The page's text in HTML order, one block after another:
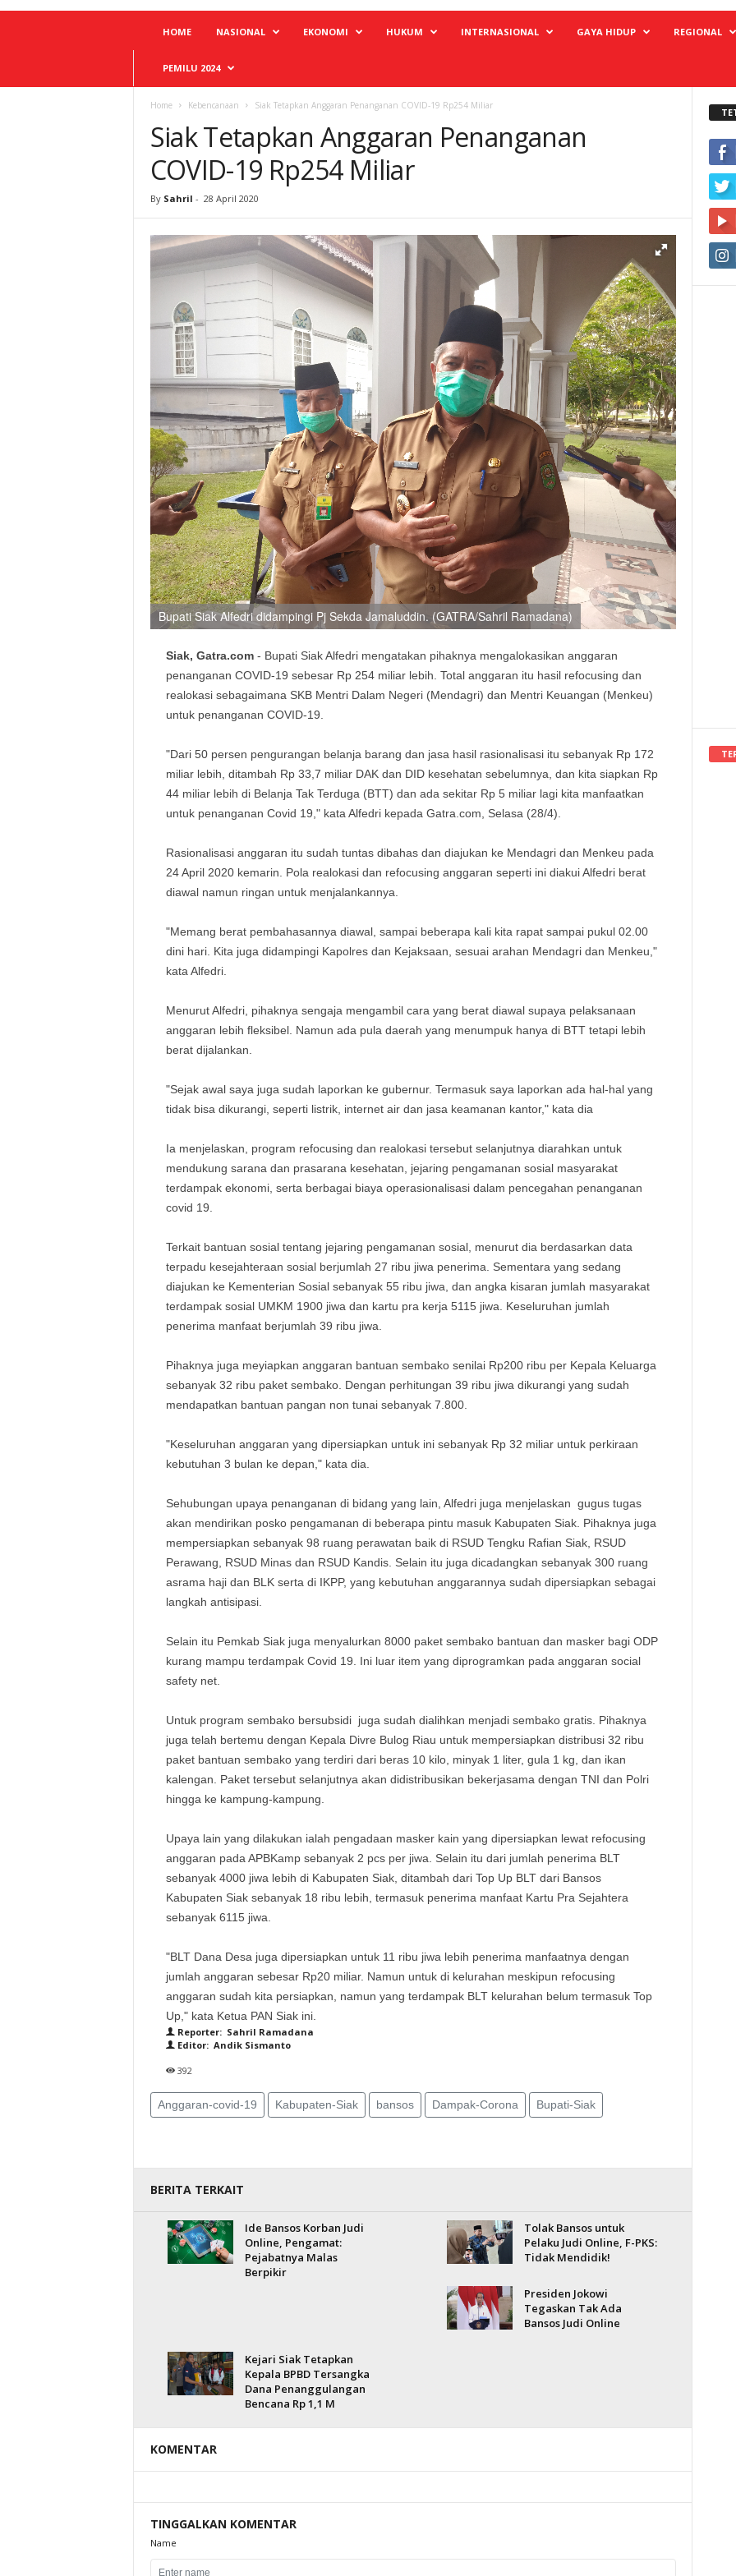
HOME NASIONAL EKONOMI HUKUM INTERNASIONAL GAYA HIDUP REGIONAL
PEMILU 2024
Home Kebencanaan Siak Tetapkan Anggaran Penanganan COVID-19 Rp254 Miliar
Siak Tetapkan Anggaran Penanganan
COVID-19 Rp254 Miliar
By Sahril - 28 April 2020
Bupati Siak Alfedri didampingi Pj Sekda Jamaluddin. (GATRA/Sahril Ramadana)
Siak, Gatra.com- Bupati Siak Alfedri mengatakan pihaknya mengalokasikan anggaran
penanganan COVID-19 sebesar Rp 254 miliar lebih. Total anggaran itu hasil refocusing dan
realokasi sebagaimana SKB Mentri Dalam Negeri (Mendagri) dan Mentri Keuangan (Menkeu)
untuk penanganan COVID-19.
"Dari 50 persen pengurangan belanja barang dan jasa hasil rasionalisasi itu sebanyak Rp 172
miliar lebih, ditambah Rp 33,7 miliar DAK dan DID kesehatan sebelumnya, dan kita siapkan Rp
44 miliar lebih di Belanja Tak Terduga (BTT) dan ada sekitar Rp 5 miliar lagi kita manfaatkan
untuk penanganan Covid 19," kata Alfedri kepada Gatra.com, Selasa (28/4).
Rasionalisasi anggaran itu sudah tuntas dibahas dan diajukan ke Mendagri dan Menkeu pada
24 April 2020 kemarin. Pola realokasi dan refocusing anggaran seperti ini diakui Alfedri berat
diawal namun ringan untuk menjalankannya.
"Memang berat pembahasannya diawal, sampai beberapa kali kita rapat sampai pukul 02.00
dini hari. Kita juga didampingi Kapolres dan Kejaksaan, sesuai arahan Mendagri dan Menkeu,"
kata Alfedri.
Menurut Alfedri, pihaknya sengaja mengambil cara yang berat diawal supaya pelaksanaan
anggaran lebih fleksibel. Namun ada pula daerah yang menumpuk hanya di BTT tetapi lebih
berat dijalankan.
"Sejak awal saya juga sudah laporkan ke gubernur. Termasuk saya laporkan ada hal-hal yang
tidak bisa dikurangi, seperti listrik, internet air dan jasa keamanan kantor," kata dia
Ia menjelaskan, program refocusing dan realokasi tersebut selanjutnya diarahkan untuk
mendukung sarana dan prasarana kesehatan, jejaring pengamanan sosial masyarakat
terdampak ekonomi, serta berbagai biaya operasionalisasi dalam pencegahan penanganan
covid 19.
Terkait bantuan sosial tentang jejaring pengamanan sosial, menurut dia berdasarkan data
terpadu kesejahteraan sosial berjumlah 27 ribu jiwa penerima. Sementara yang sedang
diajukan ke Kementerian Sosial sebanyak 55 ribu jiwa, dan angka kisaran jumlah masyarakat
terdampak sosial UMKM 1900 jiwa dan kartu pra kerja 5115 jiwa. Keseluruhan jumlah
penerima manfaat berjumlah 39 ribu jiwa.
Pihaknya juga meyiapkan anggaran bantuan sembako senilai Rp200 ribu per Kepala Keluarga
sebanyak 32 ribu paket sembako. Dengan perhitungan 39 ribu jiwa dikurangi yang sudah
mendapatkan bantuan pangan non tunai sebanyak 7.800.
"Keseluruhan anggaran yang dipersiapkan untuk ini sebanyak Rp 32 miliar untuk perkiraan
kebutuhan 3 bulan ke depan," kata dia.
Sehubungan upaya penanganan di bidang yang lain, Alfedri juga menjelaskan gugus tugas
akan mendirikan posko pengamanan di beberapa pintu masuk Kabupaten Siak. Pihaknya juga
mempersiapkan sebanyak 98 ruang perawatan baik di RSUD Tengku Rafian Siak, RSUD
Perawang, RSUD Minas dan RSUD Kandis. Selain itu juga dicadangkan sebanyak 300 ruang
asrama haji dan BLK serta di IKPP, yang kebutuhan anggarannya sudah dipersiapkan sebagai
langkah antisipasi.
Selain itu Pemkab Siak juga menyalurkan 8000 paket sembako bantuan dan masker bagi ODP
kurang mampu terdampak Covid 19. Ini luar item yang diprogramkan pada anggaran social
safety net.
Untuk program sembako bersubsidi juga sudah dialihkan menjadi sembako gratis. Pihaknya
juga telah bertemu dengan Kepala Divre Bulog Riau untuk mempersiapkan distribusi 32 ribu
paket bantuan sembako yang terdiri dari beras 10 kilo, minyak 1 liter, gula 1 kg, dan ikan
kalengan. Paket tersebut selanjutnya akan didistribusikan bekerjasama dengan TNI dan Polri
hingga ke kampung-kampung.
Upaya lain yang dilakukan ialah pengadaan masker kain yang dipersiapkan lewat refocusing
anggaran pada APBKamp sebanyak 2 pcs per jiwa. Selain itu dari jumlah penerima BLT
sebanyak 4000 jiwa lebih di Kabupaten Siak, ditambah dari Top Up BLT dari Bansos
Kabupaten Siak sebanyak 18 ribu lebih, termasuk penerima manfaat Kartu Pra Sejahtera
sebanyak 6115 jiwa.
"BLT Dana Desa juga dipersiapkan untuk 11 ribu jiwa lebih penerima manfaatnya dengan
jumlah anggaran sebesar Rp20 miliar. Namun untuk di kelurahan meskipun refocusing
anggaran sudah kita persiapkan, namun yang terdampak BLT kelurahan belum termasuk Top
Up," kata Ketua PAN Siak ini.
Reporter: Sahril Ramadana
Editor: Andik Sismanto
392
Anggaran-covid-19 Kabupaten-Siak bansos Dampak-Corona Bupati-Siak
BERITA TERKAIT
Ide Bansos Korban Judi
Online, Pengamat:
Pejabatnya Malas
Berpikir
Tolak Bansos untuk
Pelaku Judi Online, F-PKS:
Tidak Mendidik!
Presiden Jokowi
Tegaskan Tak Ada
Bansos Judi Online
Kejari Siak Tetapkan
Kepala BPBD Tersangka
Dana Penanggulangan
Bencana Rp 1,1 M
KOMENTAR
TINGGALKAN KOMENTAR
Name